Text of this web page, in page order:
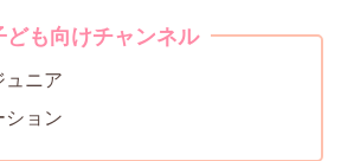
ども向けチャンネル
ュニア
ション